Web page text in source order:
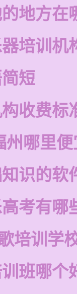
地方在
培训机
短
收费标
州哪里
识的软
考有哪
培训学
班哪个